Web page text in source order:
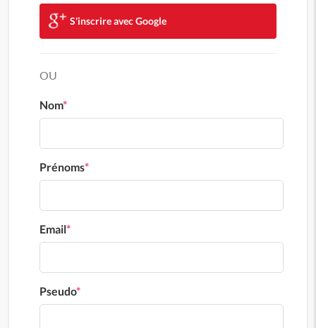
S'inscrire avec Google
OU
Nom*
Prénoms*
Email*
Pseudo*